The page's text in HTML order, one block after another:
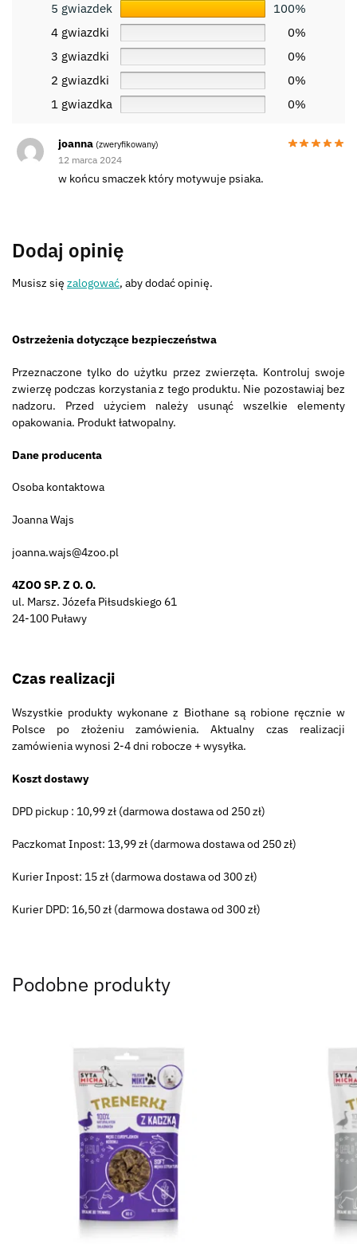
5 gwiazdek
100%
4 gwiazdki
0%
3 gwiazdki
0%
2 gwiazdki
0%
1 gwiazdka
0%
joanna (zweryfikowany)
12 marca 2024
w końcu smaczek który motywuje psiaka.
Dodaj opinię
Musisz się zalogować, aby dodać opinię.
Ostrzeżenia dotyczące bezpieczeństwa
Przeznaczone tylko do użytku przez zwierzęta. Kontroluj swoje
zwierzę podczas korzystania z tego produktu. Nie pozostawiaj bez
nadzoru. Przed użyciem należy usunąć wszelkie elementy
opakowania. Produkt łatwopalny.
Dane producenta
Osoba kontaktowa
Joanna Wajs
joanna.wajs@4zoo.pl
4ZOO SP. Z O. O.
ul. Marsz. Józefa Piłsudskiego 61
24-100 Puławy
Czas realizacji
Wszystkie produkty wykonane z Biothane są robione ręcznie w
Polsce po złożeniu zamówienia. Aktualny czas realizacji
zamówienia wynosi 2-4 dni robocze + wysyłka.
Koszt dostawy
DPD pickup : 10,99 zł (darmowa dostawa od 250 zł)
Paczkomat Inpost: 13,99 zł (darmowa dostawa od 250 zł)
Kurier Inpost: 15 zł (darmowa dostawa od 300 zł)
Kurier DPD: 16,50 zł (darmowa dostawa od 300 zł)
Podobne produkty